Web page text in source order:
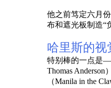
他之前笃定六月
布和遮光板制造“
哈里斯的视
特别棒的一点是
Thomas
（Manila in the